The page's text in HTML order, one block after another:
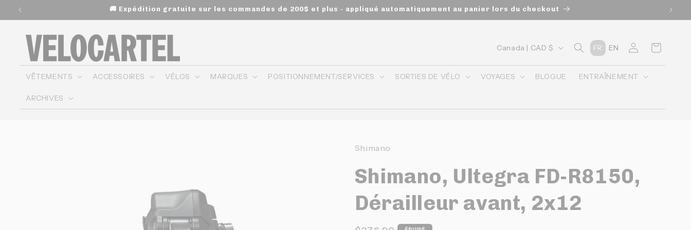
passer
au
🚚 Expédition gratuite sur les commandes de 200$ et plus - appliqué automatiquement au panier lors du checkout
VÊTEMENTS ACCESSOIRES VÉLOS MARQUES POSITIONNEMENT/SERVICES SORTIES DE VÉLO VOYAGES BLOGUE ENTRAÎNEMENT
ARCHIVES
P
a
y
/
i
o
n
Canada | CAD $ FR ENConnexionPanier
Shimano
Shimano, Ultegra FD-R8150,
Dérailleur avant, 2x12